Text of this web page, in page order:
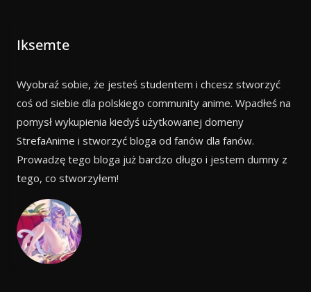
Iksemte
Wyobraź sobie, że jesteś studentem i chcesz stworzyć
coś od siebie dla polskiego community anime. Wpadłeś na
pomysł wykupienia kiedyś użytkowanej domeny
StrefaAnime i stworzyć bloga od fanów dla fanów.
Prowadzę tego bloga już bardzo długo i jestem dumny z
tego, co stworzyłem!